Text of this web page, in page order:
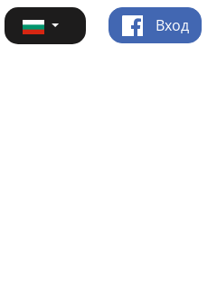
Вход